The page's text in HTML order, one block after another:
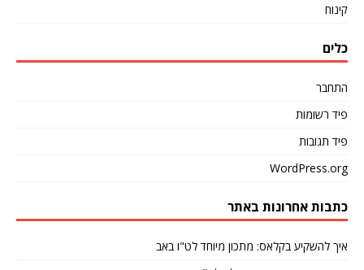
קינוח
כלים
התחבר
פיד רשומות
פיד תגובות
WordPress.org
כתבות אחרונות באתר
איך להשקיע בקלאס: מתכון מיוחד לט"ו באב